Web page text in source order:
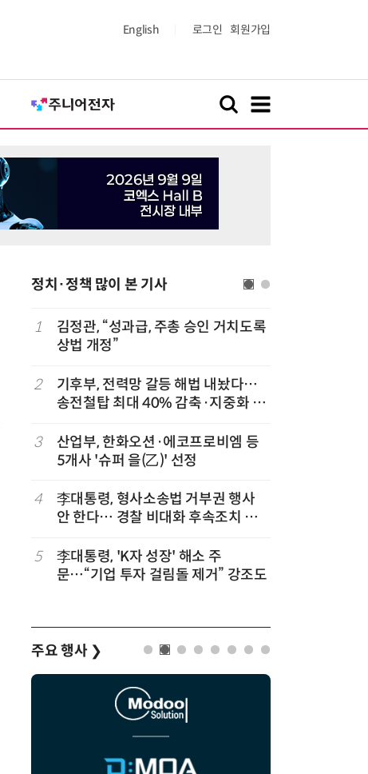
English 로그인 회원가입
정치·정책 많이 본 기사
1
김정관, “성과급, 주총 승인 거치도록
상법 개정”
2
기후부, 전력망 갈등 해법 내놨다…
송전철탑 최대 40% 감축·지중화 확
3
산업부, 한화오션·에코프로비엠 등
5개사 '슈퍼 을(乙)' 선정
4
李대통령, 형사소송법 거부권 행사
안 한다… 경찰 비대화 후속조치 점
5
李대통령, 'K자 성장' 해소 주
문…“기업 투자 걸림돌 제거” 강조도
주요 행사 ❯